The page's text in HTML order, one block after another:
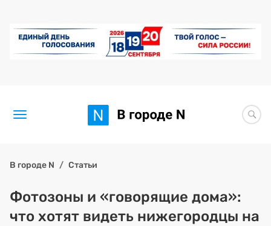
Здоровье
В городе N Статьи
Фотозоны и «говорящие дома»:
что хотят видеть нижегородцы на